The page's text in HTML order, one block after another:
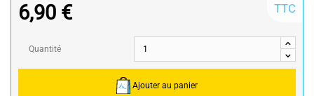
6,90 € TTC
Quantité
Ajouter au panier